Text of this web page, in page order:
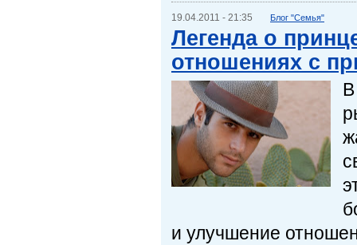
19.04.2011 - 21:35 Блог "Семья"
Легенда о
отношениях с
и улучшение